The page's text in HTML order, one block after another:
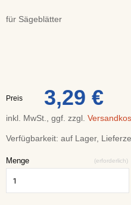
für Sägeblätter
Preis 3,29 €
inkl. MwSt., ggf. zzgl.
Verfügbarkeit: auf Lager,
Menge (erforderlich)